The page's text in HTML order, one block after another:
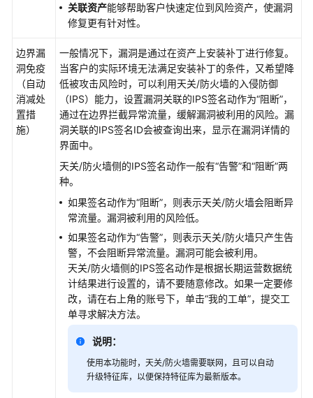
园
区
解
决
关联资产能够帮助客户快速定位到风险资产，使漏洞
修复更有针对性。
边界漏
洞免疫
（自动
消减处
置措
施）
一般情况下，漏洞是通过在资产上安装补丁进行修复。
当客户的实际环境无法满足安装补丁的条件，又希望降
低被攻击风险时，可以利用天关/防火墙的入侵防御
（IPS）能力，设置漏洞关联的IPS签名动作为“阻断”，
通过在边界拦截异常流量，缓解漏洞被利用的风险。漏
洞关联的IPS签名ID会被查询出来，显示在漏洞详情的
界面中。
天关/防火墙侧的IPS签名动作一般有“告警”和“阻断”两
种。
如果签名动作为“阻断”，则表示天关/防火墙会阻断异
常流量。漏洞被利用的风险低。
如果签名动作为“告警”，则表示天关/防火墙只产生告
警，不会阻断异常流量。漏洞可能会被利用。
天关/防火墙侧的IPS签名动作是根据长期运营数据统
计结果进行设置的，请不要随意修改。如果一定要修
改， 请在右上角的账号下，单击“我的工单”，提交工
单寻求解决方法。
说明：
使用本功能时，天关/防火墙需要联网，且可以自动
升级特征库，以便保持特征库为最新版本。